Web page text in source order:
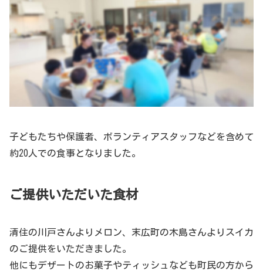
子どもたちや保護者、ボランティアスタッフなどを含めて
約20人での食事となりました。
ご提供いただいた食材
清住の川戸さんよりメロン、末広町の木島さんよりスイカ
のご提供をいただきました。
他にもデザートのお菓子やティッシュなども町民の方から